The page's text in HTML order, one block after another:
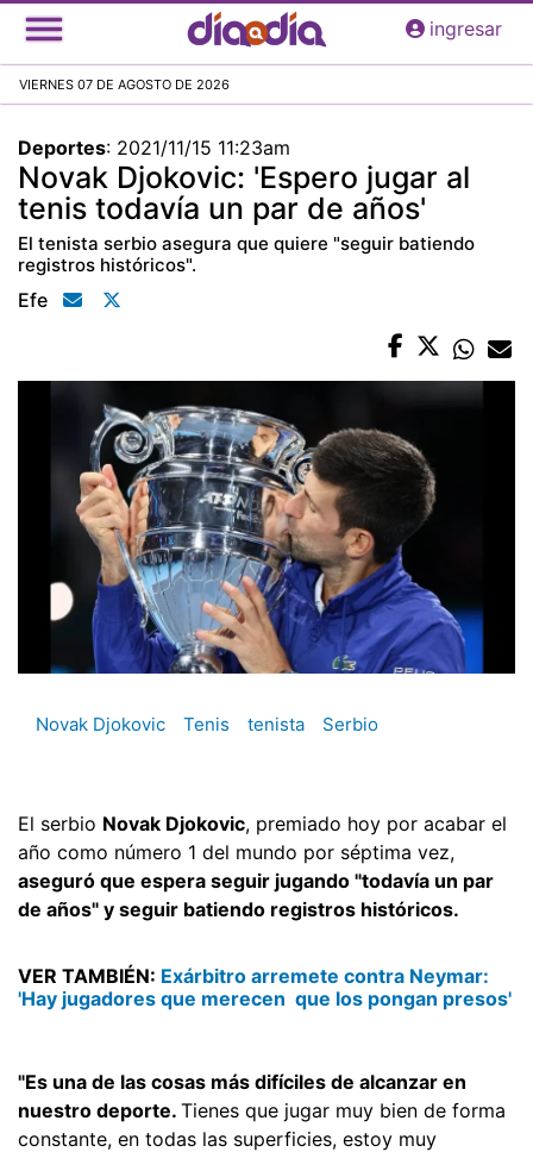
Pasar
al
principal
ingresar
VIERNES 07 DE AGOSTO DE 2026
Deportes: 2021/11/15 11:23am
Novak Djokovic: 'Espero jugar al
tenis todavía un par de años'
El tenista serbio asegura que quiere "seguir batiendo
registros históricos".
Efe
Novak Djokovic Tenis tenista Serbio
El serbio Novak Djokovic, premiado hoy por acabar el
año como número 1 del mundo por séptima vez,
aseguró que espera seguir jugando "todavía un par
de años" y seguir batiendo registros históricos.
VER TAMBIÉN: Exárbitro arremete contra Neymar:
'Hay jugadores que merecen que los pongan presos'
"Es una de las cosas más difíciles de alcanzar en
nuestro deporte. Tienes que jugar muy bien de forma
constante, en todas las superficies, estoy muy